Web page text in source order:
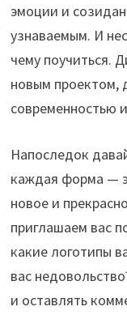
эмоции и
узнаваемым. И
чему поучиться.
новым проектом,
современностью
Напоследок
каждая форма —
новое и
приглашаем вас
какие логотипы
вас
и оставлять